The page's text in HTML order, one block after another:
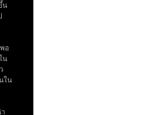
น
อ
น
ใน